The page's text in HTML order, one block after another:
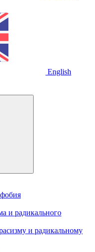
English
и радикального
и радикальному